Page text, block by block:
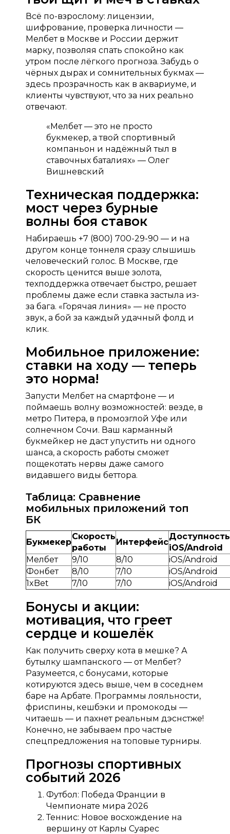
Всё по-взрослому: лицензии,
шифрование, проверка личности —
Мелбет в Москве и России держит
марку, позволяя спать спокойно как
утром после лёгкого прогноза. Забудь о
чёрных дырах и сомнительных букмах —
здесь прозрачность как в аквариуме, и
клиенты чувствуют, что за них реально
отвечают.
«Мелбет — это не просто
букмекер, а твой спортивный
компаньон и надёжный тыл в
ставочных баталиях» — Олег
Вишневский
Техническая поддержка:
мост через бурные
волны боя ставок
Набираешь +7 (800) 700-29-90 — и на
другом конце тоннеля сразу слышишь
человеческий голос. В Москве, где
скорость ценится выше золота,
техподдержка отвечает быстро, решает
проблемы даже если ставка застыла из-
за бага. «Горячая линия» — не просто
звук, а бой за каждый удачный фолд и
клик.
Мобильное приложение:
ставки на ходу — теперь
это норма!
Запусти Мелбет на смартфоне — и
поймаешь волну возможностей: везде, в
метро Питера, в промозглой Уфе или
солнечном Сочи. Ваш карманный
букмейкер не даст упустить ни одного
шанса, а скорость работы сможет
пощекотать нервы даже самого
видавшего виды беттора.
Таблица: Сравнение
мобильных приложений топ
БК
Букмекер
Скорость
работы
Интерфейс
Доступность
iOS/Android
Мелбет
9/10 8/10
iOS/Android
Фонбет
8/10 7/10
iOS/Android
1xBet
7/10 7/10 iOS/Android
Бонусы и акции:
мотивация, что греет
сердце и кошелёк
Как получить сверху кота в мешке? А
бутылку шампанского — от Мелбет?
Разумеется, с бонусами, которые
котируются здесь выше, чем в соседнем
баре на Арбате. Программы лояльности,
фриспины, кешбэки и промокоды —
читаешь — и пахнет реальным дэснстже!
Конечно, не забываем про частые
спецпредложения на топовые турниры.
Прогнозы спортивных
событий 2026
Футбол: Победа Франции в
Чемпионате мира 2026
Теннис: Новое восхождение на
вершину от Карлы Суарес